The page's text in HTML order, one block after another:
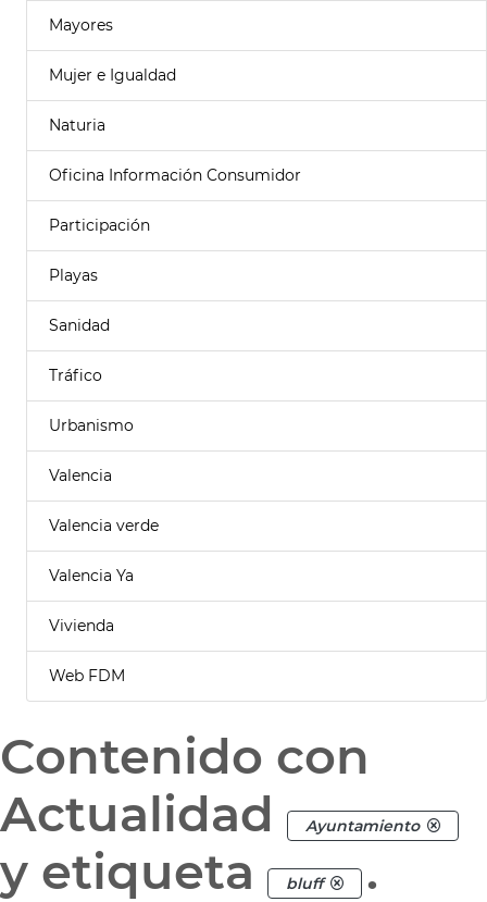
Mayores
Mujer e Igualdad
Naturia
Oficina Información Consumidor
Participación
Playas
Sanidad
Tráfico
Urbanismo
Valencia
Valencia verde
Valencia Ya
Vivienda
Web FDM
Contenido con
Actualidad
Ayuntamiento
y etiqueta bluff .